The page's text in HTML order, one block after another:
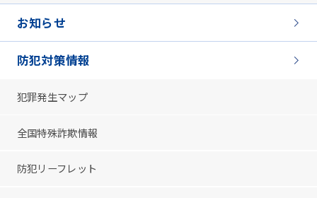
お知らせ
防犯対策情報
犯罪発生マップ
全国特殊詐欺情報
防犯リーフレット